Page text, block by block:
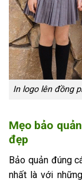
In logo lên đồng
Mẹo bảo
đẹp
Bảo quản đúng
nhất là với